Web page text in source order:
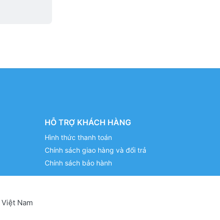
HỖ TRỢ KHÁCH HÀNG
Hình thức thanh toán
Chính sách giao hàng và đổi trả
Chính sách bảo hành
Nam